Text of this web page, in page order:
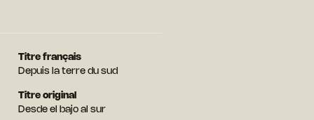
Titre français
Depuis la terre du sud
Titre original
Desde el bajo al sur